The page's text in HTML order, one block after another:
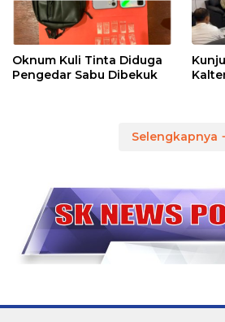
Oknum Kuli Tinta Diduga
Pengedar Sabu Dibekuk
Selengkapnya